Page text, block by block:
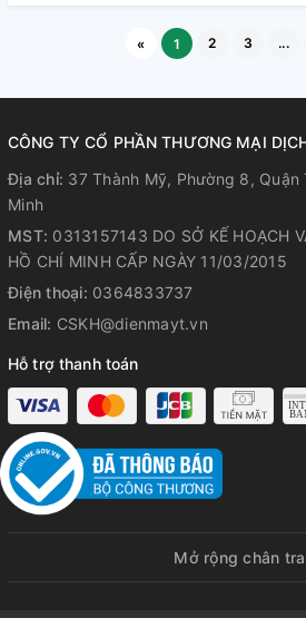
« 1 2 3 ...
CÔNG TY CỔ PHẦN THƯƠNG MẠI
Địa chỉ: 37 Thành Mỹ, Phường 8, Quận
Minh
MST: 0313157143 DO SỞ KẾ HOẠCH
HỒ CHÍ MINH CẤP NGÀY 11/03/2015
Điện thoại: 0364833737
Email: CSKH@dienmayt.vn
Hỗ trợ thanh toán
Mở rộng chân